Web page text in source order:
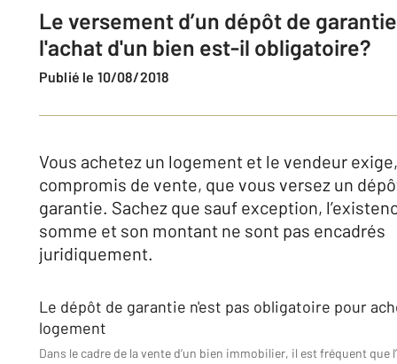
Le versement d’un dépôt de
l'achat d'un bien est-il obligatoire?
Publié le 10/08/2018
Vous achetez un logement et le vendeur
compromis de vente, que vous versez un
garantie. Sachez que sauf exception,
somme et son montant ne sont pas encadrés
juridiquement.
Le dépôt de garantie n'est pas obligatoire pour
logement
Dans le cadre de la vente d’un bien immobilier, il est fréquent que